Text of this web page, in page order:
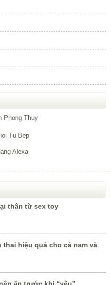
thân từ sex toy
hiệu quả cho cả nam và